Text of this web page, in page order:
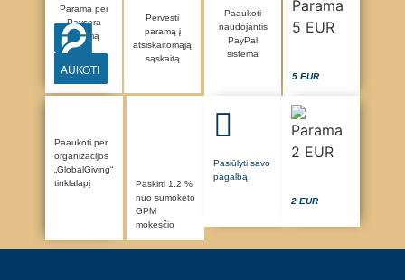
Parama per
Paysera
sistemą
AUKOTI
Pervesti
paramą į
atsiskaitomąją
sąskaitą
Paaukoti
naudojantis
PayPal
sistema
5 EUR
Paaukoti per
organizacijos
„GlobalGiving“
tinklalapį
Paskirti 1.2 %
nuo sumokėto
GPM
mokesčio
Pasiūlyti savo
pagalbą
2 EUR